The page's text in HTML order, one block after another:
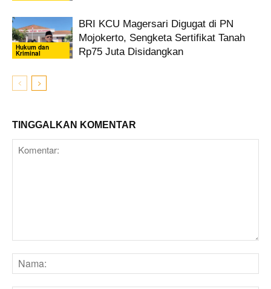
Hukum dan
Kriminal
BRI KCU Magersari Digugat di PN
Mojokerto, Sengketa Sertifikat Tanah
Rp75 Juta Disidangkan
TINGGALKAN KOMENTAR